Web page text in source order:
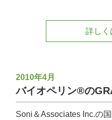
詳しく
2010年4月
バイオペリン®の
Soni＆Associates Inc.の